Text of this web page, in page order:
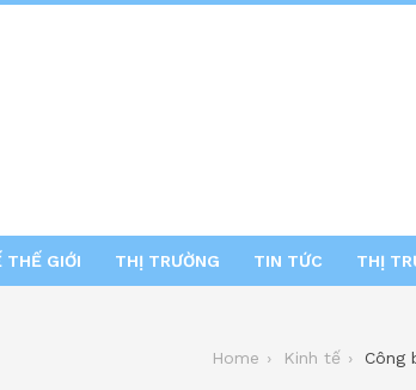
THẾ GIỚI THỊ TRƯỜNG TIN TỨC THỊ
Home Kinh tế Công